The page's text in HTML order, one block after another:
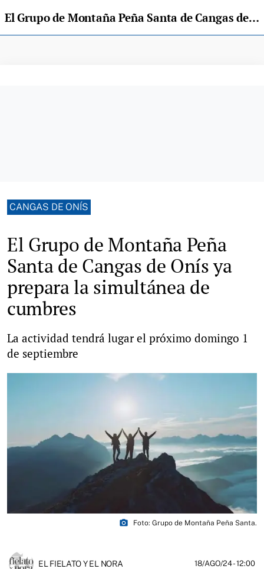
El Grupo de Montaña Peña Santa de Cangas de Onís ya prepara la simultánea de cumbres
CANGAS DE ONÍS
El Grupo de Montaña Peña
Santa de Cangas de Onís ya
prepara la simultánea de
cumbres
La actividad tendrá lugar el próximo domingo 1
de septiembre
photo_camera Foto: Grupo de Montaña Peña Santa.
EL FIELATO Y EL NORA 18/AGO/24- 12:00